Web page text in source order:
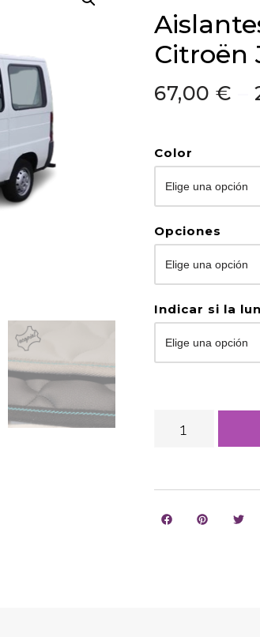
Citroën
67,00 €
Color
Opciones
Indicar si la